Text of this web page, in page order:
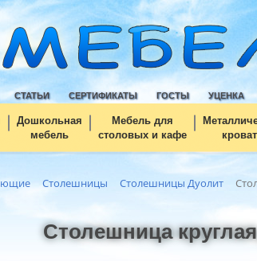
СТАТЬИ СЕРТИФИКАТЫ ГОСТЫ УЦЕНКА
Дошкольная
мебель
Мебель для
столовых и кафе
Столешницы Столешницы Дуолит
Столешница